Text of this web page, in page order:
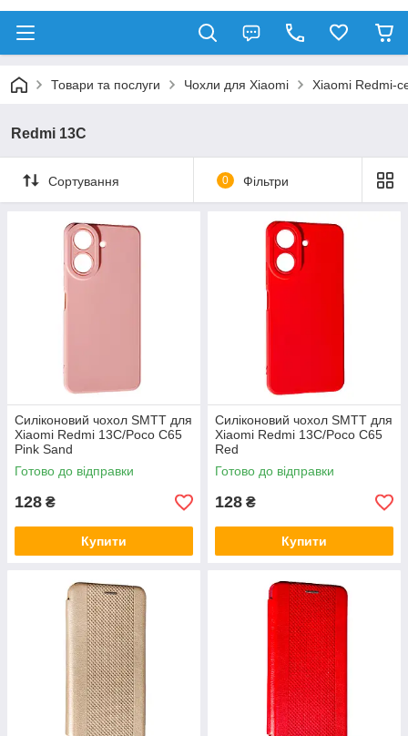
Товари та послуги Чохли для Xiaomi Xiaomi Redmi-
Redmi 13C
Сортування 0 Фільтри
Силіконовий чохол SMTT для
Xiaomi Redmi 13C/Poco C65
Pink Sand
Готово до відправки
128 ₴
Купити
Силіконовий чохол SMTT для
Xiaomi Redmi 13C/Poco C65
Red
Готово до відправки
128 ₴
Купити